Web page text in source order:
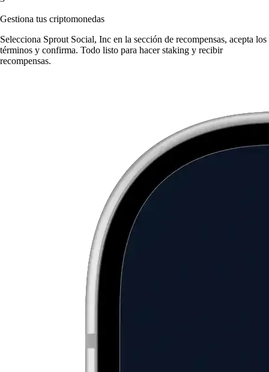
Gestiona tus criptomonedas
Selecciona Sprout Social, Inc en la sección de recompensas, acepta los
términos y confirma. Todo listo para hacer staking y recibir
recompensas.